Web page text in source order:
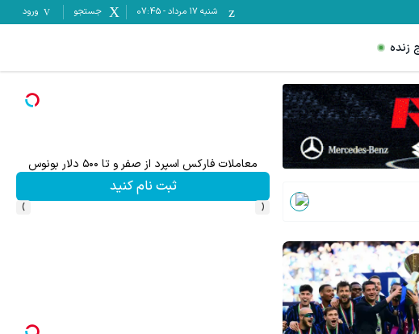
شنبه ۱۷ مرداد -
07:45 جستجو ورود
زنده
میدونستی میتونی از بالا رفتن ارزش سهام گوگل سود کسب
ثبت نام کنید
‹
›